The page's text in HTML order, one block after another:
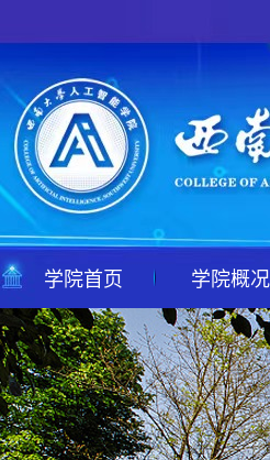
学院首页 学院概况